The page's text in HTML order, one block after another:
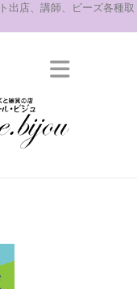
出店、講師、ビーズ各種取